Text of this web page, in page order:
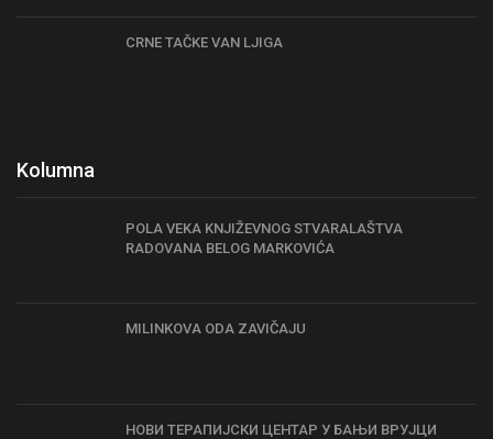
CRNE TAČKE VAN LJIGA
Kolumna
POLA VEKA KNJIŽEVNOG STVARALAŠTVA
RADOVANA BELOG MARKOVIĆA
MILINKOVA ODA ZAVIČAJU
НОВИ TЕРАПИЈСКИ ЦЕНТАР У БАЊИ ВРУЈЦИ